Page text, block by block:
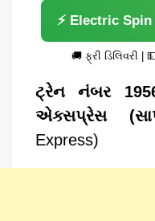
⚡ Electric
🚚 ફ્રી ડિલિવરી |
ટ્રેન નંબર
એક્સપ્રેસ
Express)